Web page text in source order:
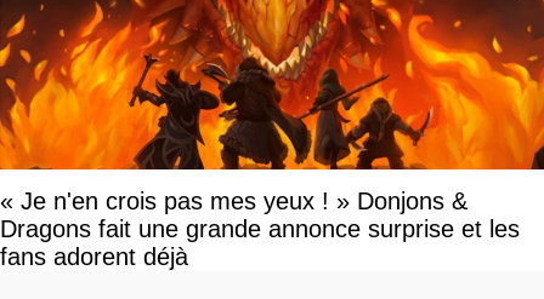
« Je n'en crois pas mes yeux ! » Donjons &
Dragons fait une grande annonce surprise et les
fans adorent déjà